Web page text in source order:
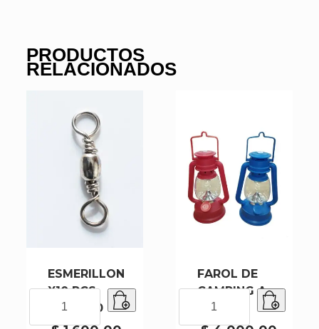
PRODUCTOS
RELACIONADOS
ESMERILLON
X10 PCS
1001-2-10
FAROL DE
CAMPING A
PILA